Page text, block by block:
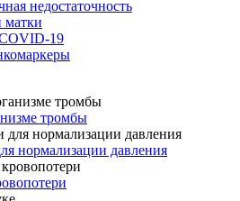
недостаточность
матки
COVID-19
тромбы
нормализации давления